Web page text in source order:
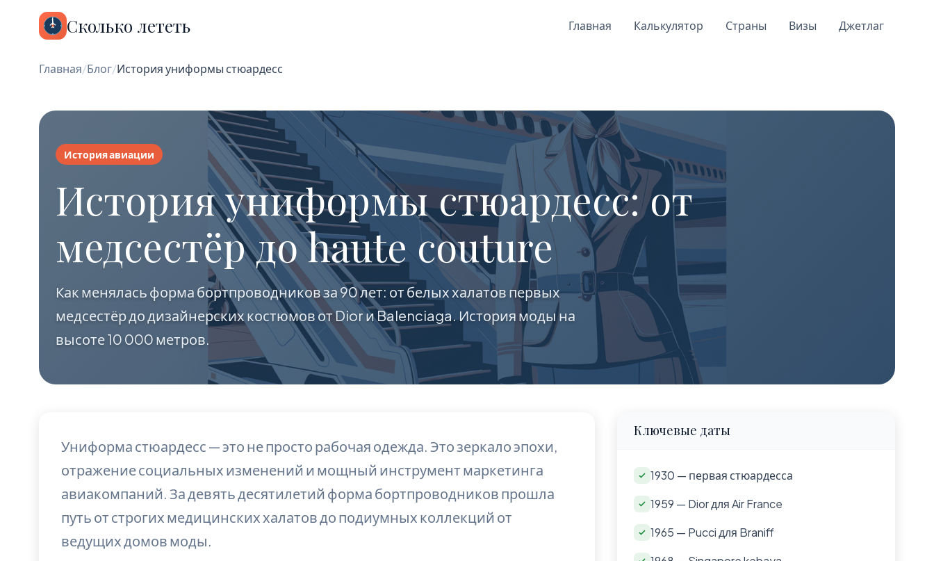
Сколько лететь Главная Калькулятор Страны Визы Джетлаг
Главная/Блог/История униформы стюардесс
История авиации
История униформы стюардесс: от
медсестёр до haute couture
Как менялась форма бортпроводников за 90 лет: от белых халатов первых
медсестёр до дизайнерских костюмов от Dior и Balenciaga. История моды на
высоте 10 000 метров.
Униформа стюардесс — это не просто рабочая одежда. Это зеркало эпохи,
отражение социальных изменений и мощный инструмент маркетинга
авиакомпаний. За девять десятилетий форма бортпроводников прошла
путь от строгих медицинских халатов до подиумных коллекций от
ведущих домов моды.
Ключевые даты
1930 — первая стюардесса
1959 — Dior для Air France
1965 — Pucci для Braniff